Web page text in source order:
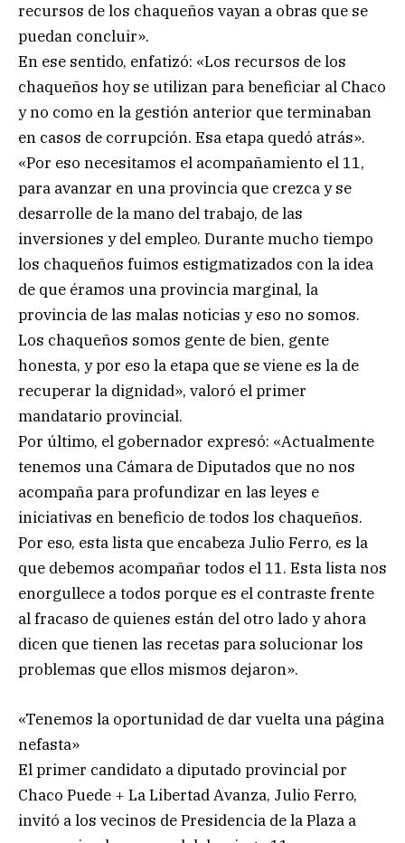
recursos de los chaqueños vayan a obras que se
puedan concluir».
En ese sentido, enfatizó: «Los recursos de los
chaqueños hoy se utilizan para beneficiar al Chaco
y no como en la gestión anterior que terminaban
en casos de corrupción. Esa etapa quedó atrás».
«Por eso necesitamos el acompañamiento el 11,
para avanzar en una provincia que crezca y se
desarrolle de la mano del trabajo, de las
inversiones y del empleo. Durante mucho tiempo
los chaqueños fuimos estigmatizados con la idea
de que éramos una provincia marginal, la
provincia de las malas noticias y eso no somos.
Los chaqueños somos gente de bien, gente
honesta, y por eso la etapa que se viene es la de
recuperar la dignidad», valoró el primer
mandatario provincial.
Por último, el gobernador expresó: «Actualmente
tenemos una Cámara de Diputados que no nos
acompaña para profundizar en las leyes e
iniciativas en beneficio de todos los chaqueños.
Por eso, esta lista que encabeza Julio Ferro, es la
que debemos acompañar todos el 11. Esta lista nos
enorgullece a todos porque es el contraste frente
al fracaso de quienes están del otro lado y ahora
dicen que tienen las recetas para solucionar los
problemas que ellos mismos dejaron».
«Tenemos la oportunidad de dar vuelta una página
nefasta»
El primer candidato a diputado provincial por
Chaco Puede + La Libertad Avanza, Julio Ferro,
invitó a los vecinos de Presidencia de la Plaza a